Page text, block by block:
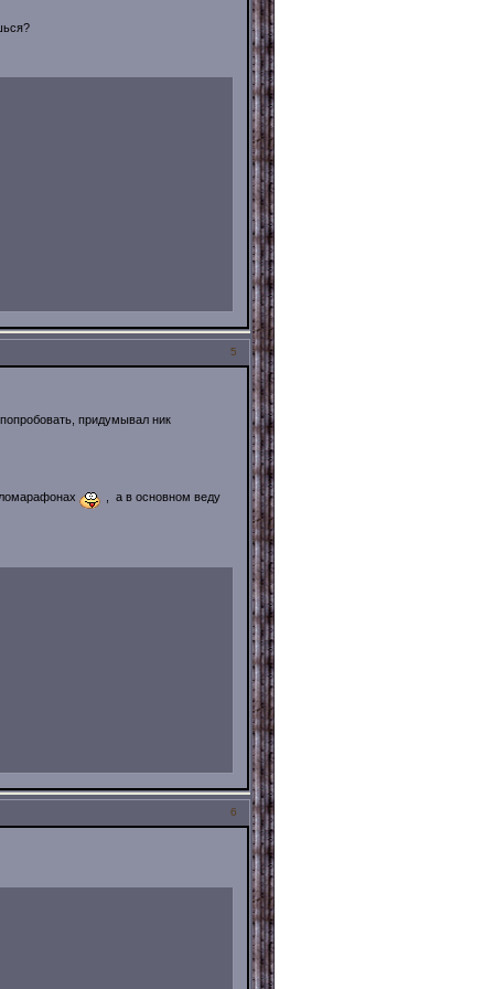
5
придумывал ник
, а в основном веду
6